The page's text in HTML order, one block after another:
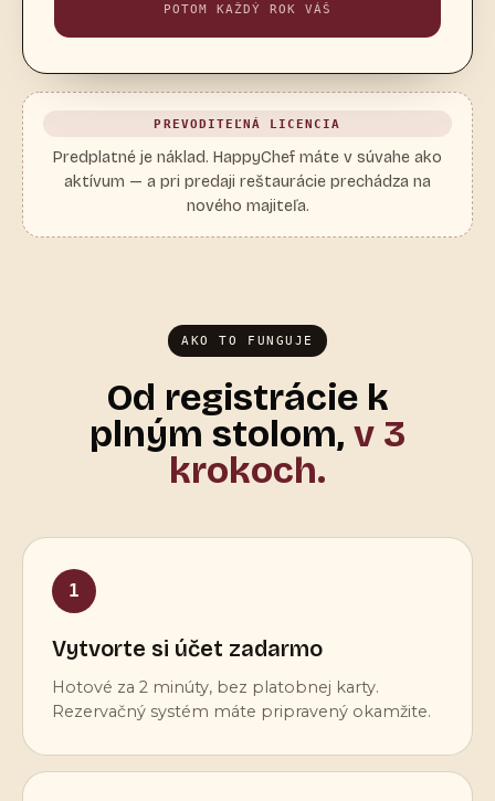
POTOM KAŽDÝ ROK VÁŠ
PREVODITEĽNÁ LICENCIA
Predplatné je náklad. HappyChef máte v súvahe ako
aktívum — a pri predaji reštaurácie prechádza na
nového majiteľa.
AKO TO FUNGUJE
Od registrácie k
plným stolom, v 3
krokoch.
1
Vytvorte si účet zadarmo
Hotové za 2 minúty, bez platobnej karty.
Rezervačný systém máte pripravený okamžite.